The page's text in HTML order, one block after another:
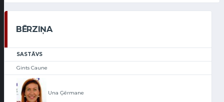
BĒRZIŅA
SASTĀVS
Gints Caune
Una Ģērmane